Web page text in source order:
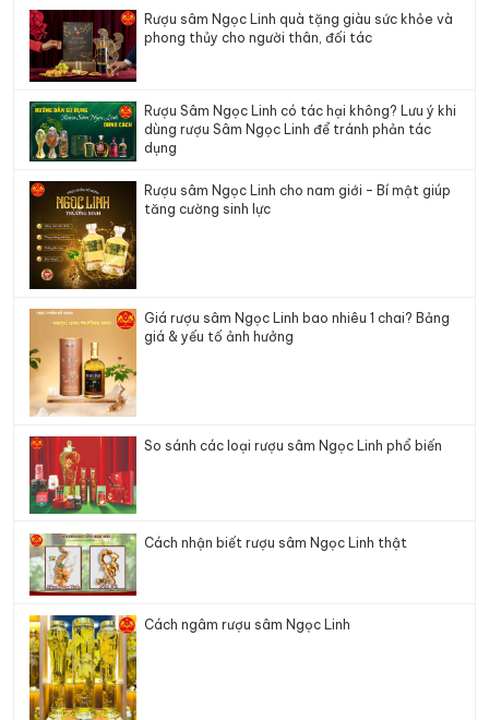
Rượu sâm Ngọc Linh quà tặng giàu sức khỏe và
phong thủy cho người thân, đối tác
Rượu Sâm Ngọc Linh có tác hại không? Lưu ý khi
dùng rượu Sâm Ngọc Linh để tránh phản tác
dụng
Rượu sâm Ngọc Linh cho nam giới – Bí mật giúp
tăng cường sinh lực
Giá rượu sâm Ngọc Linh bao nhiêu 1 chai? Bảng
giá & yếu tố ảnh hưởng
So sánh các loại rượu sâm Ngọc Linh phổ biến
Cách nhận biết rượu sâm Ngọc Linh thật
Cách ngâm rượu sâm Ngọc Linh